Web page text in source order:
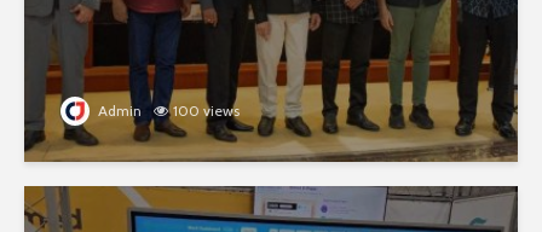
Admin 100 views